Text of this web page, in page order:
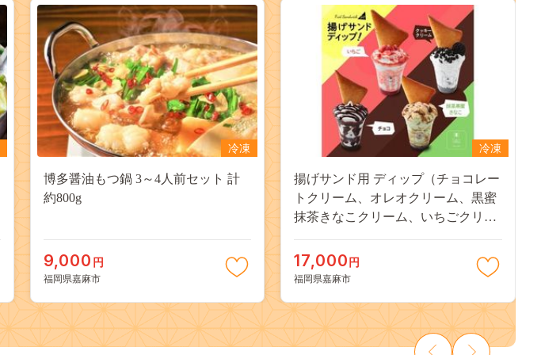
冷凍
博多醤油もつ鍋 3～4人前セット 計
約800g
9,000 円
福岡県嘉麻市
冷凍
揚げサンド用 ディップ（チョコレー
トクリーム、オレオクリーム、黒蜜
抹茶きなこクリーム、いちごクリー
17,000 円
福岡県嘉麻市